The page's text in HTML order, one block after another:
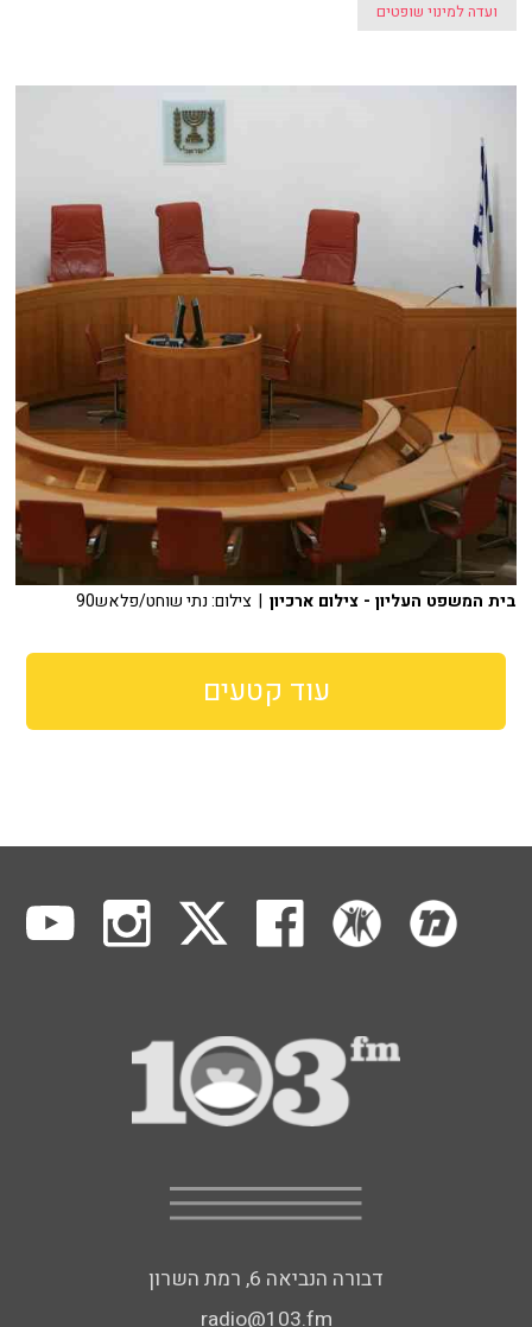
ועדה למינוי שופטים
בית המשפט העליון - צילום ארכיון | צילום: נתי שוחט/פלאש90
עוד קטעים
דבורה הנביאה 6, רמת השרון
radio@103.fm